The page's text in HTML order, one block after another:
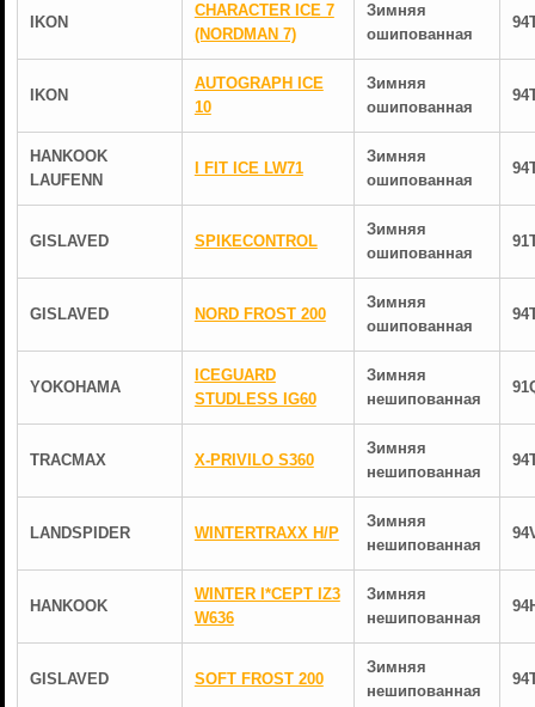
IKON
CHARACTER ICE 7
(NORDMAN 7)
Зимняя
ошипованная
IKON
AUTOGRAPH ICE
10
Зимняя
ошипованная
HANKOOK
LAUFENN
I FIT ICE LW71
Зимняя
ошипованная
GISLAVED SPIKECONTROL
Зимняя
ошипованная
GISLAVED NORD FROST 200
Зимняя
ошипованная
YOKOHAMA
ICEGUARD
STUDLESS IG60
Зимняя
нешипованная
TRACMAX X-PRIVILO S360
Зимняя
нешипованная
LANDSPIDER WINTERTRAXX H/P
Зимняя
нешипованная
HANKOOK
WINTER I*CEPT IZ3
W636
Зимняя
нешипованная
GISLAVED SOFT FROST 200
Зимняя
нешипованная